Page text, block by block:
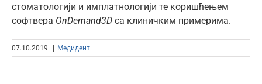
стоматологији и имплатнологији те коришћењем
софтвера OnDemand3D са клиничким примерима.
07.10.2019. Медидент